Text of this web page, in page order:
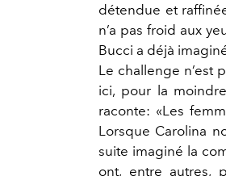
détendue et
n’a pas froid aux
Bucci a déjà
Le challenge n’est
ici, pour la
raconte: «Les
Lorsque Carolina
suite imaginé la
ont, entre autres,